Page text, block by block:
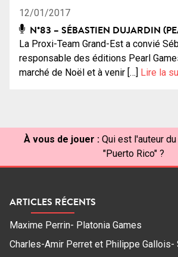
12/01/2017
N°83 – SÉBASTIEN DUJARDIN
La Proxi-Team Grand-Est a convié
responsable des éditions Pearl
marché de Noël et à venir […] Lire la
À vous de jouer : Qui est l'auteur
"Puerto Rico" ?
ARTICLES RÉCENTS
Maxime Perrin- Platonia Games
Charles-Amir Perret et Philippe Gallois-